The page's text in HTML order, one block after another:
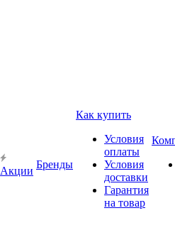
Акции
Бренды
Как купить
Условия
оплаты
Условия
доставки
Гарантия
на товар